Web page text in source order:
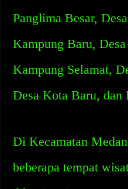
Panglima Besar,
Kampung Baru,
Kampung Selamat,
Desa Kota Baru, dan
Di Kecamatan
beberapa tempat